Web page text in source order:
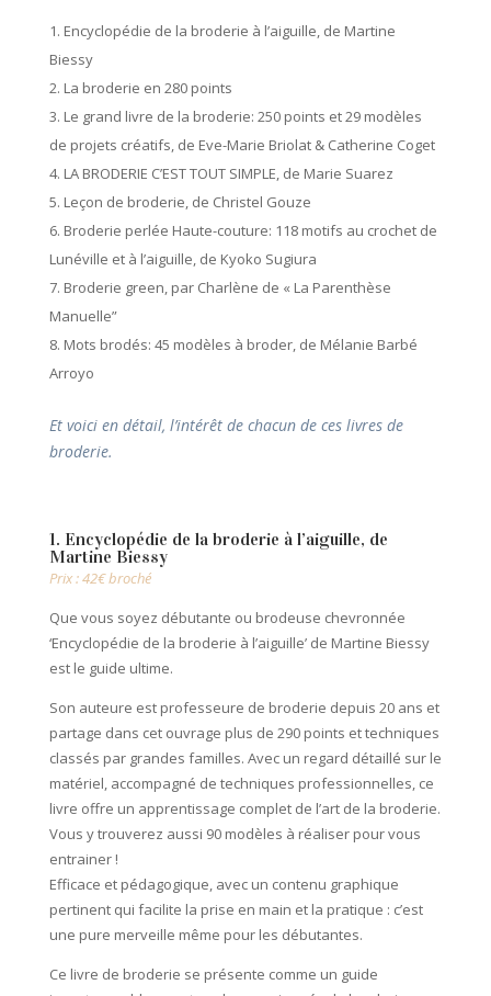
1. Encyclopédie de la broderie à l’aiguille, de Martine
Biessy
2. La broderie en 280 points
3. Le grand livre de la broderie: 250 points et 29 modèles
de projets créatifs, de Eve-Marie Briolat & Catherine Coget
4. LA BRODERIE C’EST TOUT SIMPLE, de Marie Suarez
5. Leçon de broderie, de Christel Gouze
6. Broderie perlée Haute-couture: 118 motifs au crochet de
Lunéville et à l’aiguille, de Kyoko Sugiura
7. Broderie green, par Charlène de « La Parenthèse
Manuelle”
8. Mots brodés: 45 modèles à broder, de Mélanie Barbé
Arroyo
Et voici en détail, l’intérêt de chacun de ces livres de
broderie.
1. Encyclopédie de la broderie à l’aiguille, de
Martine Biessy
Prix : 42€ broché
Que vous soyez débutante ou brodeuse chevronnée
‘Encyclopédie de la broderie à l’aiguille’ de Martine Biessy
est le guide ultime.
Son auteure est professeure de broderie depuis 20 ans et
partage dans cet ouvrage plus de 290 points et techniques
classés par grandes familles. Avec un regard détaillé sur le
matériel, accompagné de techniques professionnelles, ce
livre offre un apprentissage complet de l’art de la broderie.
Vous y trouverez aussi 90 modèles à réaliser pour vous
entrainer !
Efficace et pédagogique, avec un contenu graphique
pertinent qui facilite la prise en main et la pratique : c’est
une pure merveille même pour les débutantes.
Ce livre de broderie se présente comme un guide